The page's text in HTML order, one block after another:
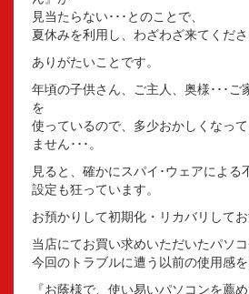
見当たらない･･･とのことで、
夏休みを利用し、わざわざ来てくださ
ありがたいことです。
年頃の子供さん、ご主人、奥様･･･ご
を
使っているので、多少おかしくなっ
ません･･･。
見ると、確かにスパイ･ウェアによる
設定も狂っています。
お預かりして初期化・リカバリしてお
当店にてお買い求めいただいたパソ
今回のトラブルに遭う以前の使用感を
『お蔭様で、使い易いパソコンを薦